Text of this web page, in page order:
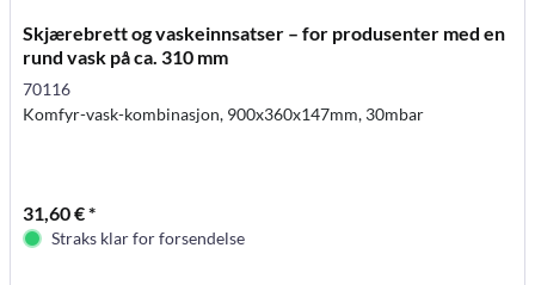
Skjærebrett og vaskeinnsatser – for produsenter med en
rund vask på ca. 310 mm
70116
Komfyr-vask-kombinasjon, 900x360x147mm, 30mbar
31,60 € *
Straks klar for forsendelse